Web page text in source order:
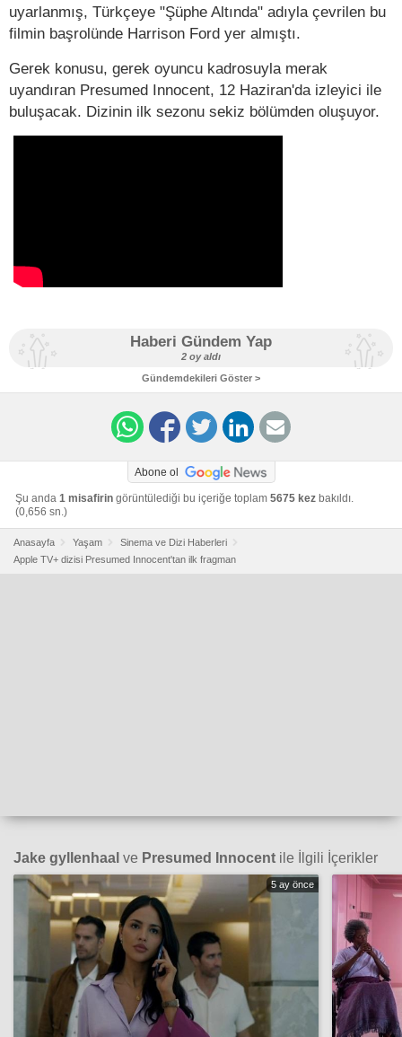
uyarlanmış, Türkçeye "Şüphe Altında" adıyla çevrilen bu
filmin başrolünde Harrison Ford yer almıştı.
Gerek konusu, gerek oyuncu kadrosuyla merak
uyandıran Presumed Innocent, 12 Haziran'da izleyici ile
buluşacak. Dizinin ilk sezonu sekiz bölümden oluşuyor.
Haberi Gündem Yap
2 oy aldı
Gündemdekileri Göster >
Abone ol
Şu anda 1 misafirin görüntülediği bu içeriğe toplam 5675 kez bakıldı.
(0,656 sn.)
Anasayfa Yaşam
Sinema ve Dizi Haberleri
Apple TV+ dizisi Presumed Innocent'tan ilk fragman
Jake gyllenhaal ve Presumed Innocent ile İlgili İçerikler
5 ay önce